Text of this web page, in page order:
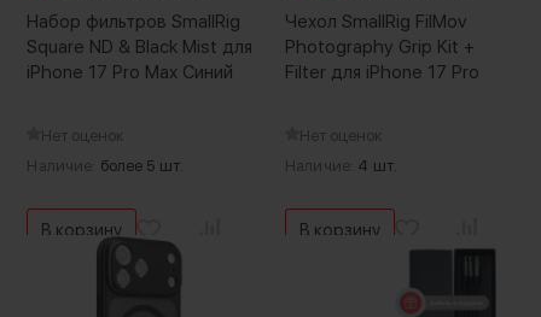
Набор фильтров SmallRig
Square ND & Black Mist для
iPhone 17 Pro Max Синий
Нет оценок
Наличие: более 5 шт.
В корзину
Чехол SmallRig FilMov
Photography Grip Kit +
Filter для iPhone 17 Pro
Нет оценок
Наличие: 4 шт.
В корзину